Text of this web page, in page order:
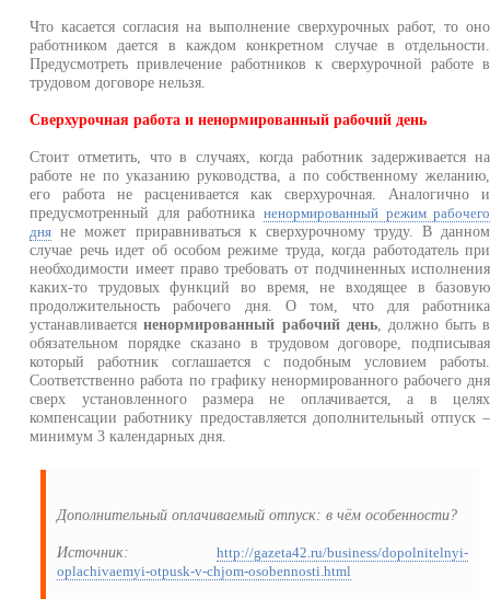
Что касается согласия на выполнение сверхурочных работ, то оно
работником дается в каждом конкретном случае в отдельности.
Предусмотреть привлечение работников к сверхурочной работе в
трудовом договоре нельзя.
Сверхурочная работа и ненормированный рабочий день
Стоит отметить, что в случаях, когда работник задерживается на
работе не по указанию руководства, а по собственному желанию,
его работа не расценивается как сверхурочная. Аналогично и
предусмотренный для работниканенормированный режим рабочего
дня не может приравниваться к сверхурочному труду. В данном
случае речь идет об особом режиме труда, когда работодатель при
необходимости имеет право требовать от подчиненных исполнения
каких-то трудовых функций во время, не входящее в базовую
продолжительность рабочего дня. О том, что для работника
устанавливаетсяненормированный рабочий день, должно быть в
обязательном порядке сказано в трудовом договоре, подписывая
который работник соглашается с подобным условием работы.
Соответственно работа по графику ненормированного рабочего дня
сверх установленного размера не оплачивается, а в целях
компенсации работнику предоставляется дополнительный отпуск –
минимум 3 календарных дня.
Дополнительный оплачиваемый отпуск: в чём особенности?
Источник:http://gazeta42.ru/business/dopolnitelnyi-
oplachivaemyi-otpusk-v-chjom-osobennosti.html